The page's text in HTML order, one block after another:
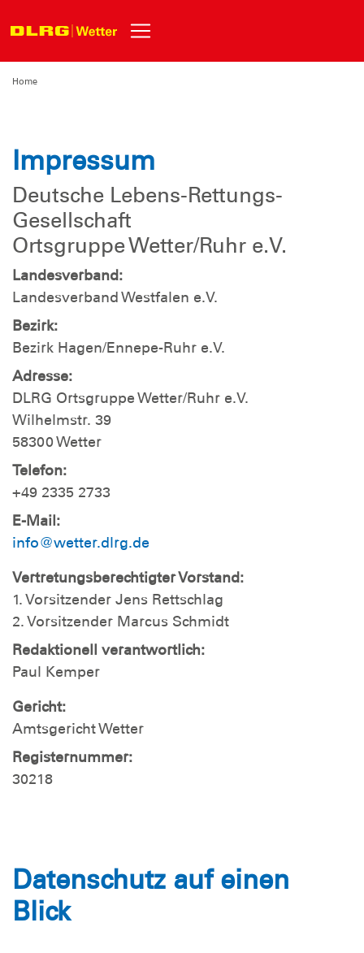
Home
Impressum
Deutsche Lebens-Rettungs-
Gesellschaft
Ortsgruppe Wetter/Ruhr e.V.
Landesverband:
Landesverband Westfalen e.V.
Bezirk:
Bezirk Hagen/Ennepe-Ruhr e.V.
Adresse:
DLRG Ortsgruppe Wetter/Ruhr e.V.
Wilhelmstr. 39
58300 Wetter
Telefon:
+49 2335 2733
E-Mail:
info@wetter.dlrg.de
Vertretungsberechtigter Vorstand:
1. Vorsitzender Jens Rettschlag
2. Vorsitzender Marcus Schmidt
Redaktionell verantwortlich:
Paul Kemper
Gericht:
Amtsgericht Wetter
Registernummer:
30218
Datenschutz auf einen
Blick